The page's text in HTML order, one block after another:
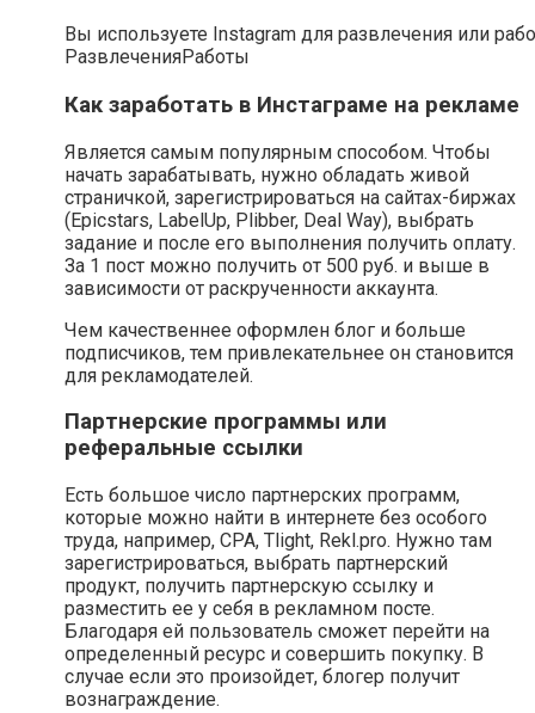
Вы используете Instagram для развлечения или
РазвлеченияРаботы
Как заработать в Инстаграме на рекламе
Является самым популярным способом. Чтобы
начать зарабатывать, нужно обладать живой
страничкой, зарегистрироваться на сайтах-биржах
(Epicstars, LabelUp, Plibber, Deal Way), выбрать
задание и после его выполнения получить оплату.
За 1 пост можно получить от 500 руб. и выше в
зависимости от раскрученности аккаунта.
Чем качественнее оформлен блог и больше
подписчиков, тем привлекательнее он становится
для рекламодателей.
Партнерские программы или
реферальные ссылки
Есть большое число партнерских программ,
которые можно найти в интернете без особого
труда, например, CPA, Tlight, Rekl.pro. Нужно там
зарегистрироваться, выбрать партнерский
продукт, получить партнерскую ссылку и
разместить ее у себя в рекламном посте.
Благодаря ей пользователь сможет перейти на
определенный ресурс и совершить покупку. В
случае если это произойдет, блогер получит
вознаграждение.